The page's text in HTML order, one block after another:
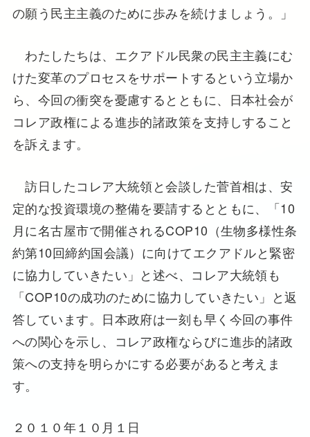
の願う民主主義のために歩みを続けましょう。」
わたしたちは、エクアドル民衆の民主主義にむ
けた変革のプロセスをサポートするという立場か
ら、今回の衝突を憂慮するとともに、日本社会が
コレア政権による進歩的諸政策を支持しすること
を訴えます。
訪日したコレア大統領と会談した菅首相は、安
定的な投資環境の整備を要請するとともに、「10
月に名古屋市で開催されるCOP10（生物多様性条
約第10回締約国会議）に向けてエクアドルと緊密
に協力していきたい」と述べ、コレア大統領も
「COP10の成功のために協力していきたい」と返
答しています。日本政府は一刻も早く今回の事件
への関心を示し、コレア政権ならびに進歩的諸政
策への支持を明らかにする必要があると考えま
す。
２０１０年１０月１日